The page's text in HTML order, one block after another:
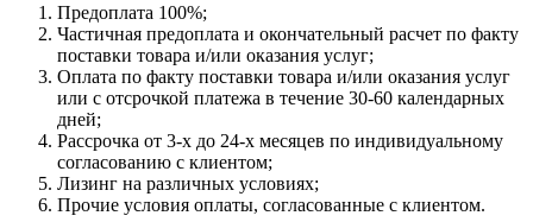
Предоплата 100%;
Частичная предоплата и окончательный расчет по факту
поставки товара и/или оказания услуг;
Оплата по факту поставки товара и/или оказания услуг
или с отсрочкой платежа в течение 30-60 календарных
дней;
Рассрочка от 3-х до 24-х месяцев по индивидуальному
согласованию с клиентом;
Лизинг на различных условиях;
Прочие условия оплаты, согласованные с клиентом.